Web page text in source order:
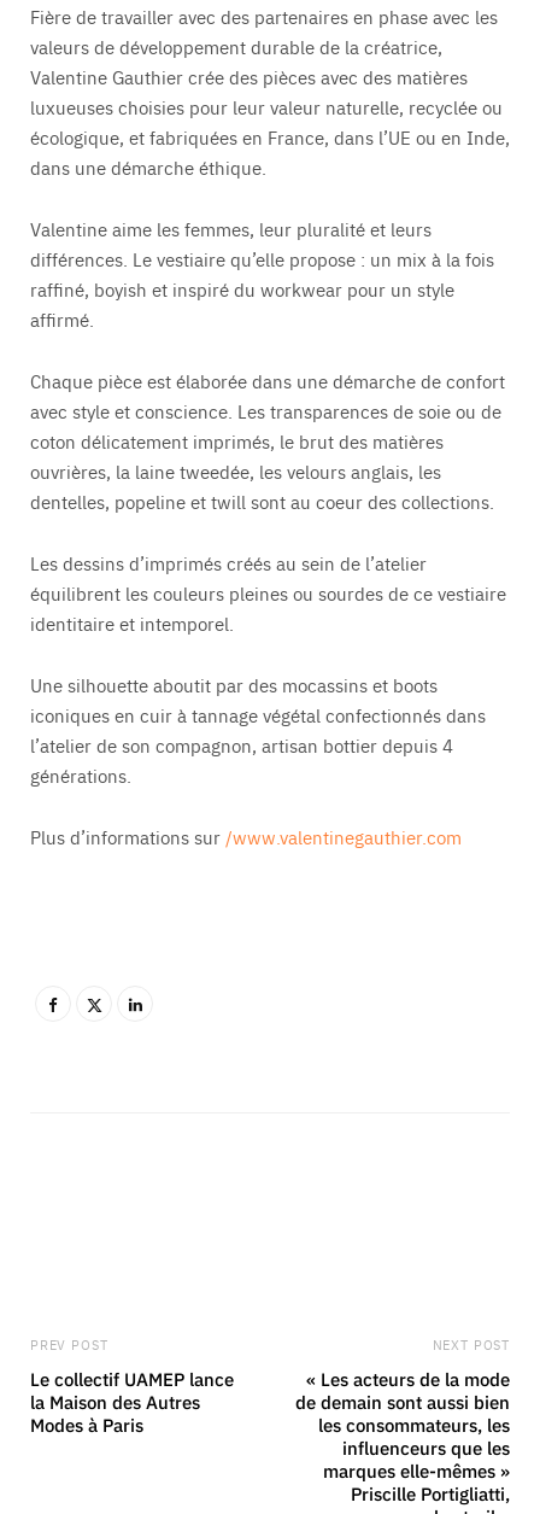
Fière de travailler avec des partenaires en phase avec les
valeurs de développement durable de la créatrice,
Valentine Gauthier crée des pièces avec des matières
luxueuses choisies pour leur valeur naturelle, recyclée ou
écologique, et fabriquées en France, dans l’UE ou en Inde,
dans une démarche éthique.
Valentine aime les femmes, leur pluralité et leurs
différences. Le vestiaire qu’elle propose : un mix à la fois
raffiné, boyish et inspiré du workwear pour un style
affirmé.
Chaque pièce est élaborée dans une démarche de confort
avec style et conscience. Les transparences de soie ou de
coton délicatement imprimés, le brut des matières
ouvrières, la laine tweedée, les velours anglais, les
dentelles, popeline et twill sont au coeur des collections.
Les dessins d’imprimés créés au sein de l’atelier
équilibrent les couleurs pleines ou sourdes de ce vestiaire
identitaire et intemporel.
Une silhouette aboutit par des mocassins et boots
iconiques en cuir à tannage végétal confectionnés dans
l’atelier de son compagnon, artisan bottier depuis 4
générations.
Plus d’informations sur /www.valentinegauthier.com
PREV POST
Le collectif UAMEP lance
la Maison des Autres
Modes à Paris
NEXT POST
« Les acteurs de la mode
de demain sont aussi bien
les consommateurs, les
influenceurs que les
marques elle-mêmes »
Priscille Portigliatti,